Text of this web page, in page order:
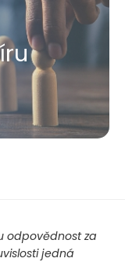
odpovědnost za
jedná